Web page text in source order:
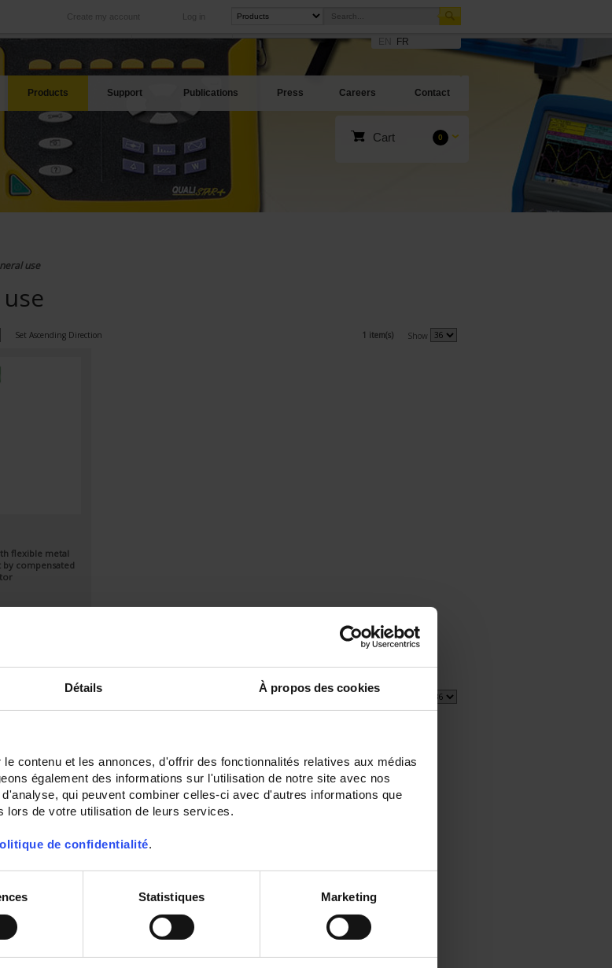
Détails À propos des cookies
contenu et les annonces, d'offrir des fonctionnalités relatives aux médias
également des informations sur l'utilisation de notre site avec nos
qui peuvent combiner celles-ci avec d'autres informations que
lors de votre utilisation de leurs services.
de confidentialité.
Statistiques Marketing
Log in
Create my account
International
Our subsidiaries abroad
Our best offers
FR
Products Support Publications Press Careers Contact
Cart 0
use
Set Ascending Direction 1 item(s) Show
flexible metal
by compensated